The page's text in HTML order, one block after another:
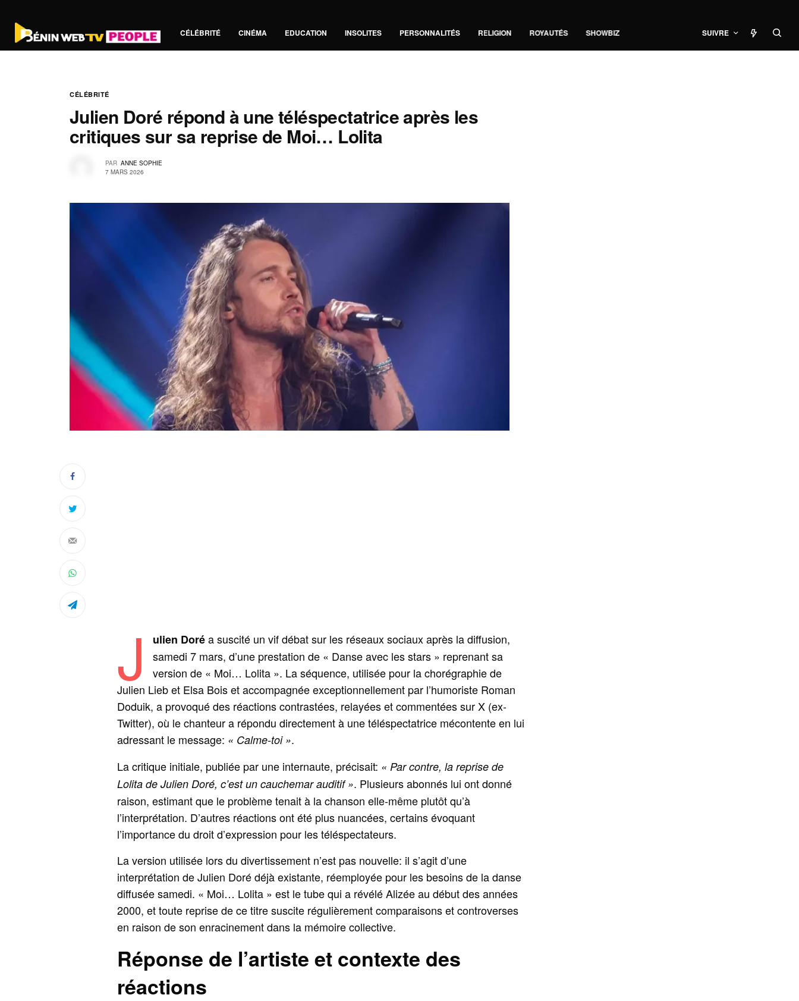
CÉLÉBRITÉ CINÉMA EDUCATION INSOLITES PERSONNALITÉS RELIGION ROYAUTÉS SHOWBIZ SUIVRE
CÉLÉBRITÉ
Julien Doré répond à une téléspectatrice après les
critiques sur sa reprise de Moi… Lolita
PAR ANNE SOPHIE
7 MARS 2026
J ulien Doréa suscité un vif débat sur les réseaux sociaux après la diffusion,
samedi 7 mars, d’une prestation de « Danse avec les stars » reprenant sa
version de « Moi… Lolita ». La séquence, utilisée pour la chorégraphie de
Julien Lieb et Elsa Bois et accompagnée exceptionnellement par l’humoriste Roman
Doduik, a provoqué des réactions contrastées, relayées et commentées sur X (ex-
Twitter), où le chanteur a répondu directement à une téléspectatrice mécontente en lui
adressant le message: « Calme-toi ».
La critique initiale, publiée par une internaute, précisait: « Par contre, la reprise de
Lolita de Julien Doré, c’est un cauchemar auditif ». Plusieurs abonnés lui ont donné
raison, estimant que le problème tenait à la chanson elle‑même plutôt qu’à
l’interprétation. D’autres réactions ont été plus nuancées, certains évoquant
l’importance du droit d’expression pour les téléspectateurs.
La version utilisée lors du divertissement n’est pas nouvelle: il s’agit d’une
interprétation de Julien Doré déjà existante, réemployée pour les besoins de la danse
diffusée samedi. « Moi… Lolita » est le tube qui a révélé Alizée au début des années
2000, et toute reprise de ce titre suscite régulièrement comparaisons et controverses
en raison de son enracinement dans la mémoire collective.
Réponse de l’artiste et contexte des
réactions